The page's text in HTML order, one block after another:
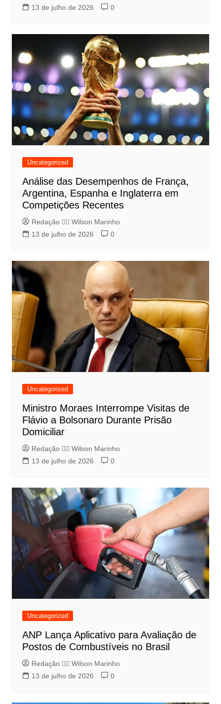
13 de julho de 2026
0
Uncategorized
Análise das Desempenhos de França,
Argentina, Espanha e Inglaterra em
Competições Recentes
Redação 👨‍⚖️​ Wilson Marinho
13 de julho de 2026
0
Uncategorized
Ministro Moraes Interrompe Visitas de
Flávio a Bolsonaro Durante Prisão
Domiciliar
Redação 👨‍⚖️​ Wilson Marinho
13 de julho de 2026
0
Uncategorized
ANP Lança Aplicativo para Avaliação de
Postos de Combustíveis no Brasil
Redação 👨‍⚖️​ Wilson Marinho
13 de julho de 2026
0